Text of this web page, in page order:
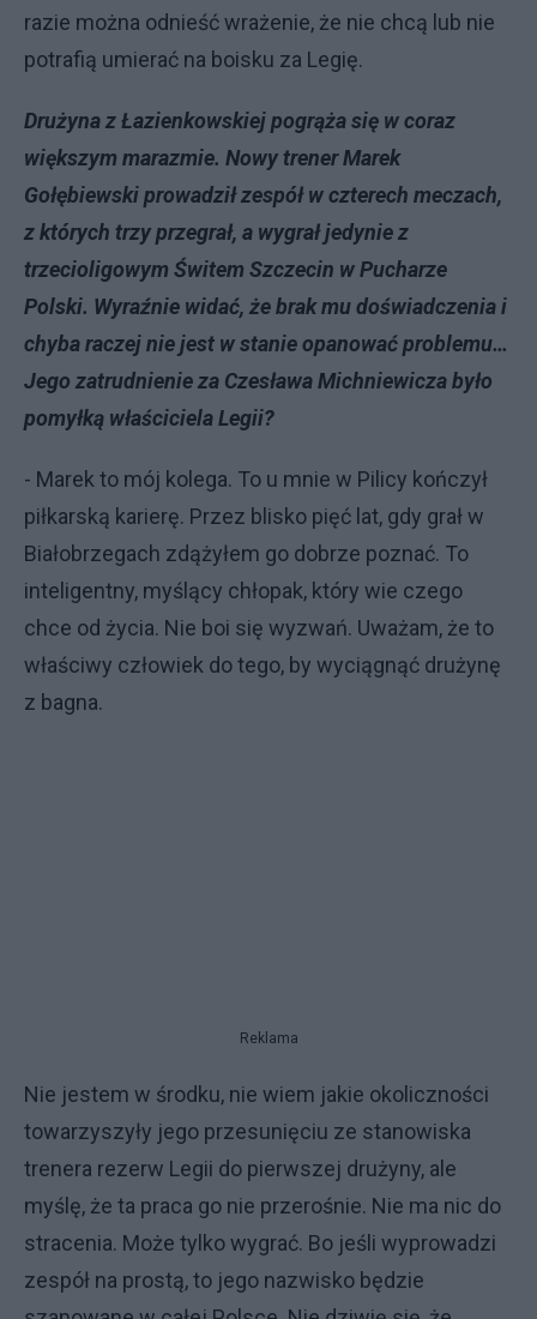
razie można odnieść wrażenie, że nie chcą lub nie
potrafią umierać na boisku za Legię.
Drużyna z Łazienkowskiej pogrąża się w coraz
większym marazmie. Nowy trener Marek
Gołębiewski prowadził zespół w czterech meczach,
z których trzy przegrał, a wygrał jedynie z
trzecioligowym Świtem Szczecin w Pucharze
Polski. Wyraźnie widać, że brak mu doświadczenia i
chyba raczej nie jest w stanie opanować problemu…
Jego zatrudnienie za Czesława Michniewicza było
pomyłką właściciela Legii?
- Marek to mój kolega. To u mnie w Pilicy kończył
piłkarską karierę. Przez blisko pięć lat, gdy grał w
Białobrzegach zdążyłem go dobrze poznać. To
inteligentny, myślący chłopak, który wie czego
chce od życia. Nie boi się wyzwań. Uważam, że to
właściwy człowiek do tego, by wyciągnąć drużynę
z bagna.
Reklama
Nie jestem w środku, nie wiem jakie okoliczności
towarzyszyły jego przesunięciu ze stanowiska
trenera rezerw Legii do pierwszej drużyny, ale
myślę, że ta praca go nie przerośnie. Nie ma nic do
stracenia. Może tylko wygrać. Bo jeśli wyprowadzi
zespół na prostą, to jego nazwisko będzie